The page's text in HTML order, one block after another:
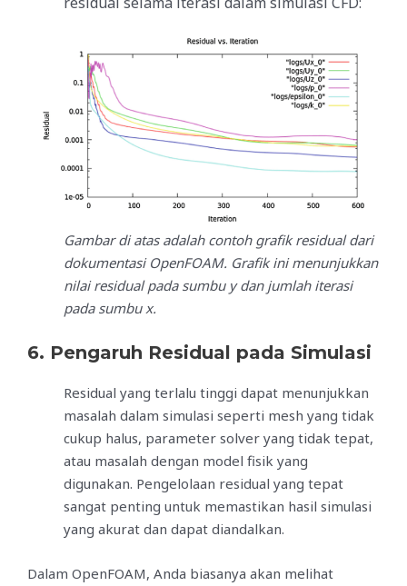
Gambar di atas adalah contoh grafik residual dari
dokumentasi OpenFOAM. Grafik ini menunjukkan
nilai residual pada sumbu y dan jumlah iterasi
pada sumbu x.
6. Pengaruh Residual pada Simulasi
Residual yang terlalu tinggi dapat menunjukkan
masalah dalam simulasi seperti mesh yang tidak
cukup halus, parameter solver yang tidak tepat,
atau masalah dengan model fisik yang
digunakan. Pengelolaan residual yang tepat
sangat penting untuk memastikan hasil simulasi
yang akurat dan dapat diandalkan.
Dalam OpenFOAM, Anda biasanya akan melihat